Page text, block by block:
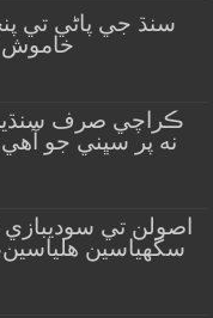
سنڌ جي پاڻي تي
خاموش
ڪراچي صرف
نه پر سڀني جو
سگهياسين